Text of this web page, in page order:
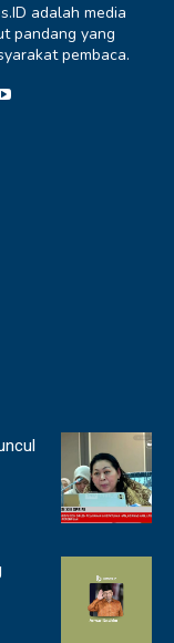
adalah media
pandang yang
pembaca.